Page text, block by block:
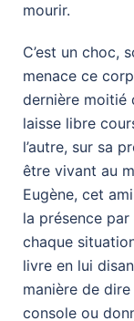
mourir.
C’est un choc,
menace ce
dernière moitié
laisse libre
l’autre, sur sa
être vivant au
Eugène, cet
la présence
chaque
livre en lui
manière de
console ou